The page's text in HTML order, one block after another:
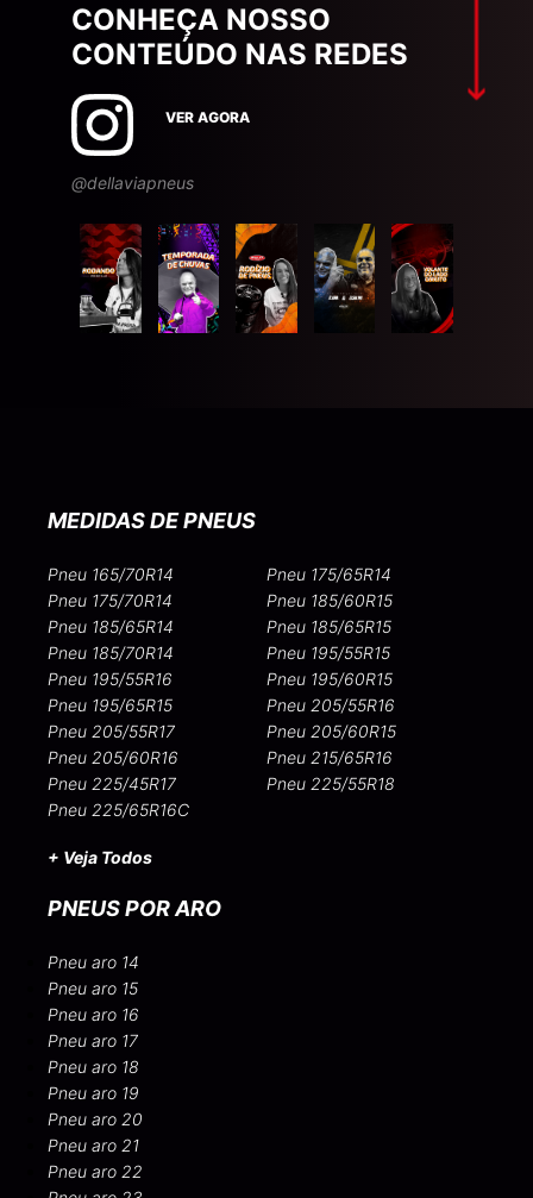
CONHEÇA NOSSO
CONTEÚDO NAS REDES
VER AGORA
@dellaviapneus
MEDIDAS DE PNEUS
Pneu 165/70R14
Pneu 175/65R14
Pneu 175/70R14
Pneu 185/60R15
Pneu 185/65R14
Pneu 185/65R15
Pneu 185/70R14
Pneu 195/55R15
Pneu 195/55R16
Pneu 195/60R15
Pneu 195/65R15
Pneu 205/55R16
Pneu 205/55R17
Pneu 205/60R15
Pneu 205/60R16
Pneu 215/65R16
Pneu 225/45R17
Pneu 225/55R18
Pneu 225/65R16C
+ Veja Todos
PNEUS POR ARO
Pneu aro 14
Pneu aro 15
Pneu aro 16
Pneu aro 17
Pneu aro 18
Pneu aro 19
Pneu aro 20
Pneu aro 21
Pneu aro 22